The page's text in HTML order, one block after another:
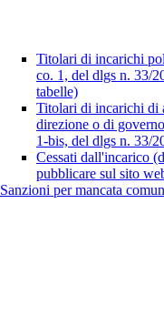
Titolari di incarichi
co. 1, del dlgs n. 33/
tabelle)
Titolari di incarichi di
direzione o di
1-bis, del dlgs n. 33/
Cessati dall'incarico
pubblicare sul sito
Sanzioni per mancata